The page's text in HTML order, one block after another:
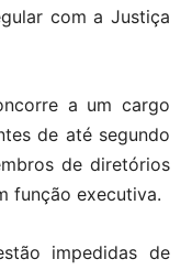
com a Justiça
a um cargo
de até segundo
de diretórios
função executiva.
impedidas de